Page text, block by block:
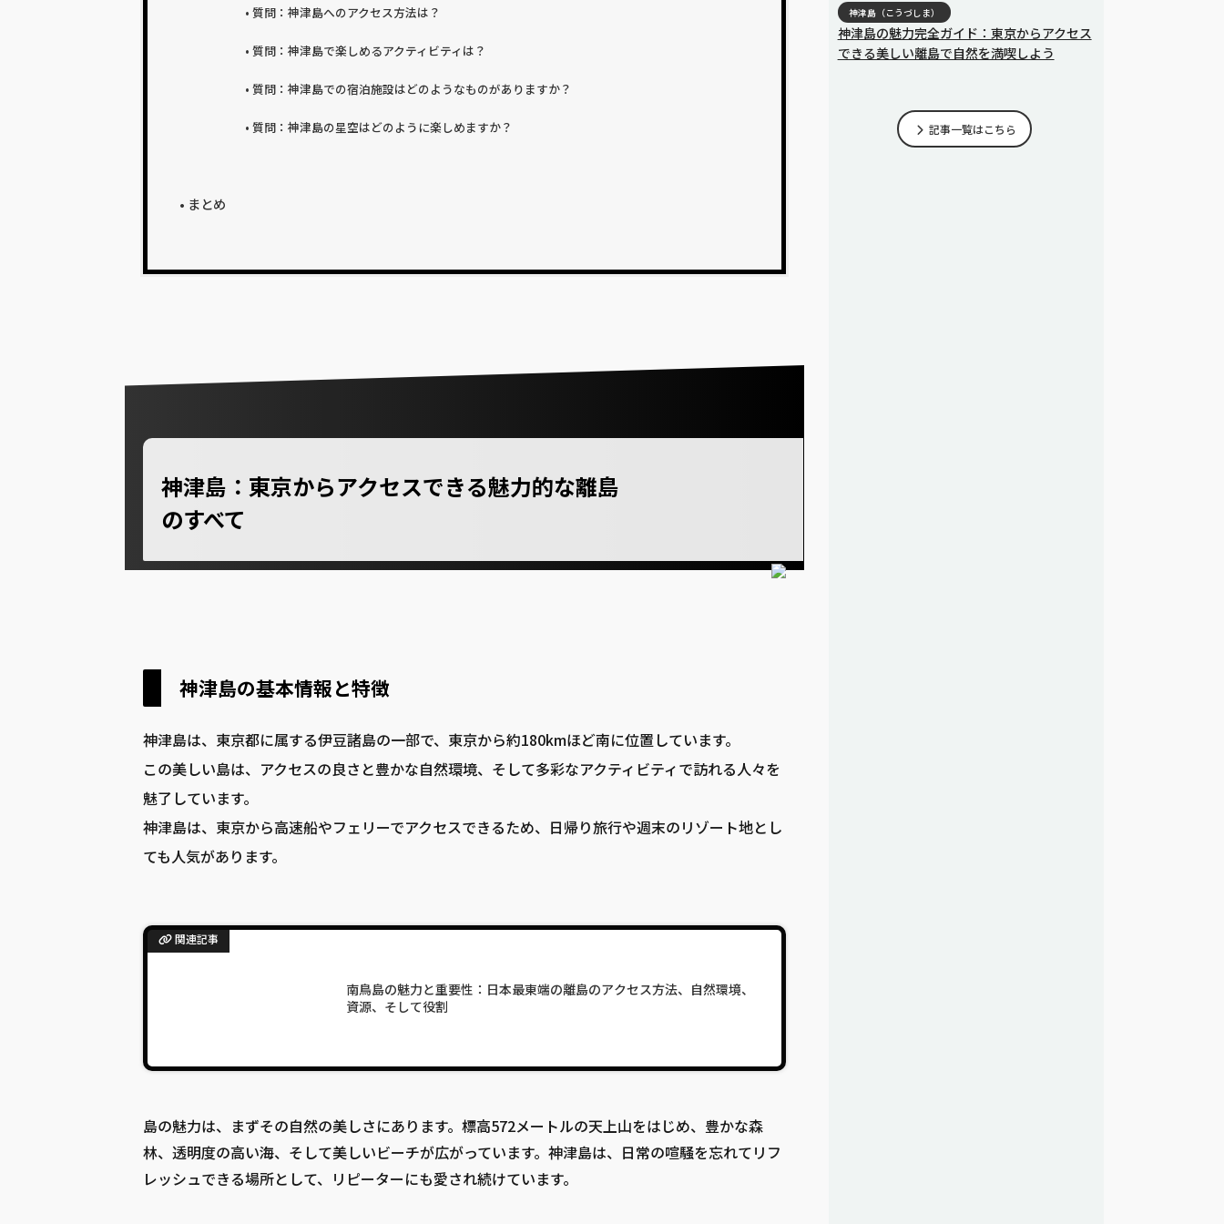
質問：神津島へのアクセス方法は？
質問：神津島で楽しめるアクティビティは？
質問：神津島での宿泊施設はどのようなものがありますか？
質問：神津島の星空はどのように楽しめますか？
まとめ
神津島：東京からアクセスできる魅力的な離島
のすべて
神津島の基本情報と特徴
神津島は、東京都に属する伊豆諸島の一部で、東京から約180kmほど南に位置しています。
この美しい島は、アクセスの良さと豊かな自然環境、そして多彩なアクティビティで訪れる人々を
魅了しています。
神津島は、東京から高速船やフェリーでアクセスできるため、日帰り旅行や週末のリゾート地とし
ても人気があります。
関連記事
南鳥島の魅力と重要性：日本最東端の離島のアクセス方法、自然環境、
資源、そして役割
島の魅力は、まずその自然の美しさにあります。標高572メートルの天上山をはじめ、豊かな森
林、透明度の高い海、そして美しいビーチが広がっています。神津島は、日常の喧騒を忘れてリフ
レッシュできる場所として、リピーターにも愛され続けています。
神津島（こうづしま）
神津島の魅力完全ガイド：東京からアクセス
できる美しい離島で自然を満喫しよう
記事一覧はこちら